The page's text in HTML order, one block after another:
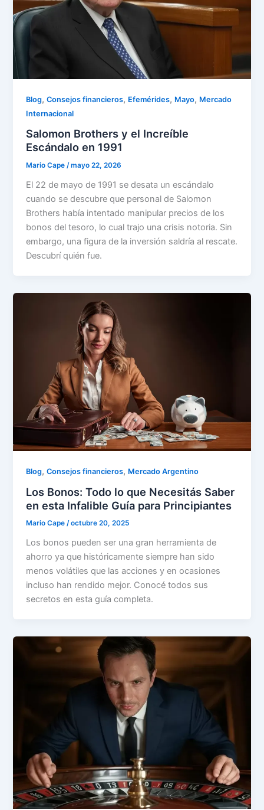
Blog,Consejos financieros, Efemérides, Mayo, Mercado
Internacional
Salomon Brothers y el Increíble
Escándalo en 1991
Mario Cape/mayo 22, 2026
El 22 de mayo de 1991 se desata un escándalo
cuando se descubre que personal de Salomon
Brothers había intentado manipular precios de los
bonos del tesoro, lo cual trajo una crisis notoria. Sin
embargo, una figura de la inversión saldría al rescate.
Descubrí quién fue.
Blog,Consejos financieros, Mercado Argentino
Los Bonos: Todo lo que Necesitás Saber
en esta Infalible Guía para Principiantes
Mario Cape/octubre 20, 2025
Los bonos pueden ser una gran herramienta de
ahorro ya que históricamente siempre han sido
menos volátiles que las acciones y en ocasiones
incluso han rendido mejor. Conocé todos sus
secretos en esta guía completa.